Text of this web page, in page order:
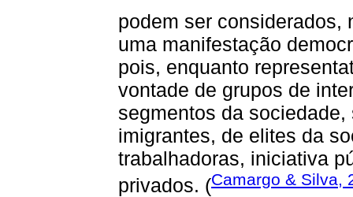
podem ser considerados,
uma manifestação
pois, enquanto
vontade de grupos de
segmentos da
imigrantes, de elites da
trabalhadoras, iniciativa
privados. (Camargo & Silva,